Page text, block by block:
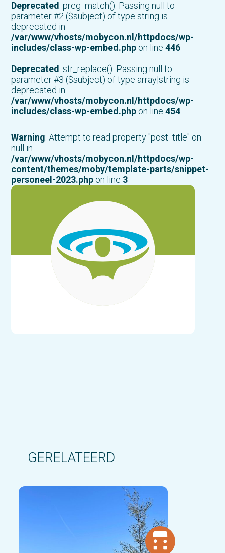
Deprecated: preg_match(): Passing null to
parameter #2 ($subject) of type string is
deprecated in
/var/www/vhosts/mobycon.nl/httpdocs/wp-
includes/class-wp-embed.php on line446
Deprecated: str_replace(): Passing null to
parameter #3 ($subject) of type array|string is
deprecated in
/var/www/vhosts/mobycon.nl/httpdocs/wp-
includes/class-wp-embed.php on line454
Warning: Attempt to read property "post_title" on
null in
/var/www/vhosts/mobycon.nl/httpdocs/wp-
content/themes/moby/template-parts/snippet-
personeel-2023.php on line 3
GERELATEERD